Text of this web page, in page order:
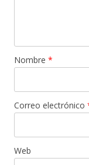
Nombre *
Correo electrónico
Web